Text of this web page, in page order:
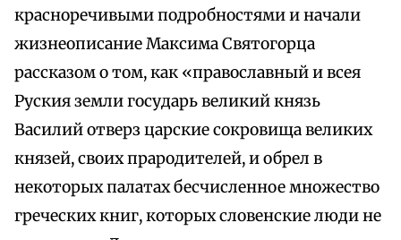
красноречивыми подробностями и начали
жизнеописание Максима Святогорца
рассказом о том, как «православный и всея
Руския земли государь великий князь
Василий отверз царские сокровища великих
князей, своих прародителей, и обрел в
некоторых палатах бесчисленное множество
греческих книг, которых словенские люди не